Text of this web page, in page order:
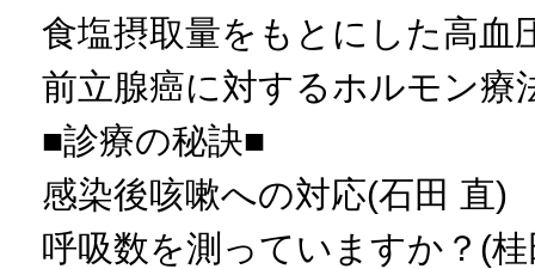
食塩摂取量をもとにした高血
前立腺癌に対するホルモン療
■診療の秘訣■
感染後咳嗽への対応(石田 直)
呼吸数を測っていますか？(